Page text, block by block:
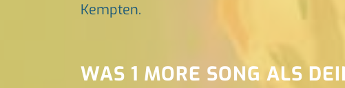
Kempten.
WAS 1 MORE SONG ALS